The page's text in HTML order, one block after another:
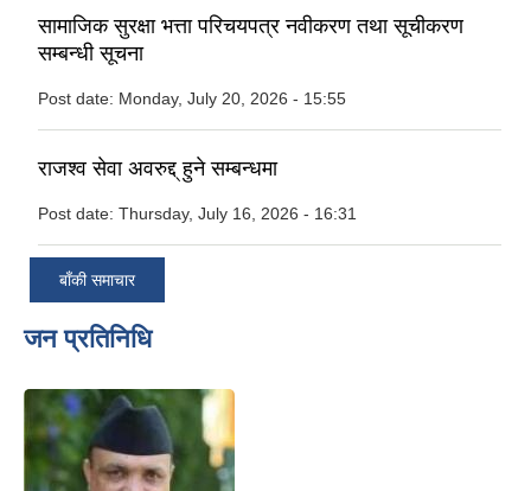
सामाजिक सुरक्षा भत्ता परिचयपत्र नवीकरण तथा सूचीकरण
सम्बन्धी सूचना
Post date: Monday, July 20, 2026 - 15:55
राजश्व सेवा अवरुद्द् हुने सम्बन्धमा
Post date: Thursday, July 16, 2026 - 16:31
बाँकी समाचार
जन प्रतिनिधि